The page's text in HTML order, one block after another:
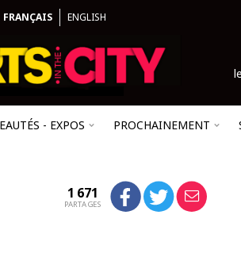
FRANÇAIS ENGLISH
- EXPOS PROCHAINEMENT
1 671
PARTAGES